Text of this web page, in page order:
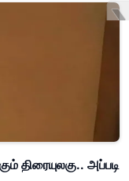
திரையுலகு.. அப்படி